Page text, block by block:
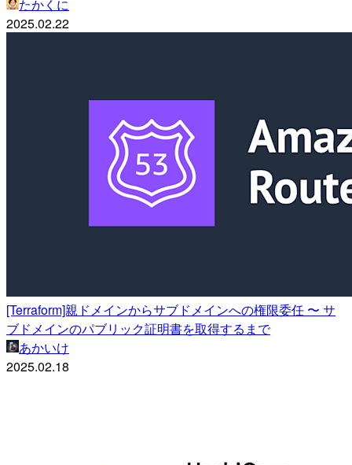
たかくに
2025.02.22
[Terraform]親ドメインからサブドメインへの権限委任 〜 サ
ブドメインのパブリック証明書を取得するまで
あかいけ
2025.02.18